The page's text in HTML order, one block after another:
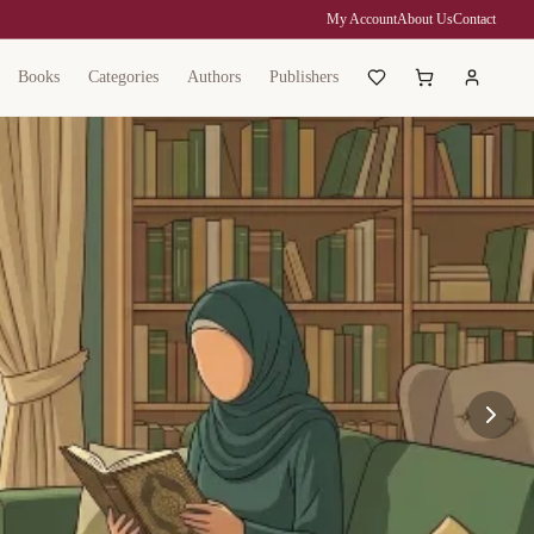
My AccountAbout UsContact
Books Categories Authors Publishers